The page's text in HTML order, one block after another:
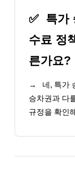
✅ 특가
수료 정
른가요?
→
네, 특가
승차권과 다
규정을 확인